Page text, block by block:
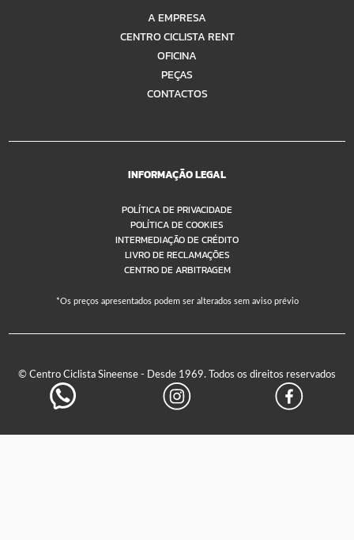
A EMPRESA
CENTRO CICLISTA RENT
OFICINA
PEÇAS
CONTACTOS
INFORMAÇÃO LEGAL
POLÍTICA DE PRIVACIDADE
POLÍTICA DE COOKIES
INTERMEDIAÇÃO DE CRÉDITO
LIVRO DE RECLAMAÇÕES
CENTRO DE ARBITRAGEM
*Os preços apresentados podem ser alterados sem aviso prévio
© Centro Ciclista Sineense - Desde 1969. Todos os direitos reservados